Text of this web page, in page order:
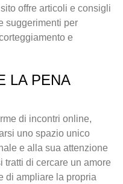
offre articoli e consigli
suggerimenti per
e
LA PENA
di incontri online,
uno spazio unico
e alla sua attenzione
di cercare un amore
di ampliare la propria